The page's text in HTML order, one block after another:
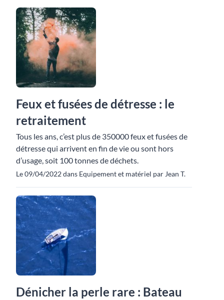
Feux et fusées de détresse : le
retraitement
Tous les ans, c’est plus de 350000 feux et fusées de
détresse qui arrivent en fin de vie ou sont hors
d’usage, soit 100 tonnes de déchets.
Le 09/04/2022 dans Equipement et matériel par Jean T.
Dénicher la perle rare : Bateau